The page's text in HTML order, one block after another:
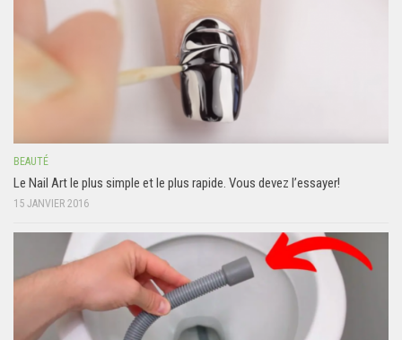
BEAUTÉ
Le Nail Art le plus simple et le plus rapide. Vous devez l’essayer!
15 JANVIER 2016